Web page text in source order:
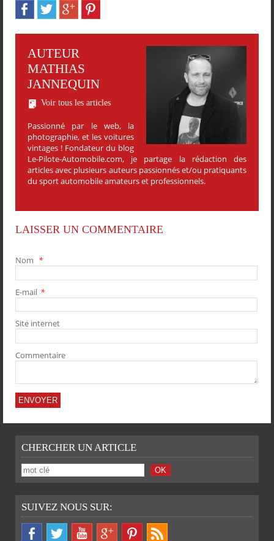
AUTEUR
MATHIAS
JANNEQUIN
Voir tous les articles
Passionné par le web, la
photographie, et les voitures
vintages ! Fondateur du blog
Le-Pilote-Automobile.com, je partage la rédaction des
articles avec plusieurs auteurs passionnés et/ou pratiquants
du sport automobile amateurs et professionnels.
LAISSER UN COMMENTAIRE
Nom *
E-mail *
Site internet
Commentaire
CHERCHER UN ARTICLE
SUIVEZ NOUS SUR: